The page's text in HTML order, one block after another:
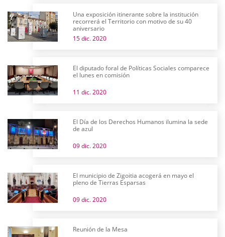
Una exposición itinerante sobre la institución
recorrerá el Territorio con motivo de su 40
aniversario
15 dic. 2020
El diputado foral de Políticas Sociales comparece
el lunes en comisión
11 dic. 2020
El Día de los Derechos Humanos ilumina la sede
de azul
09 dic. 2020
El municipio de Zigoitia acogerá en mayo el
pleno de Tierras Esparsas
09 dic. 2020
Reunión de la Mesa